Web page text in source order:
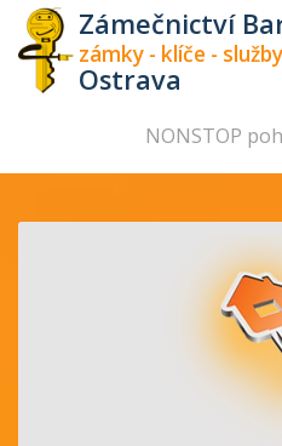
Zámečnictví
zámky - klíče - služby
Ostrava
NONSTOP